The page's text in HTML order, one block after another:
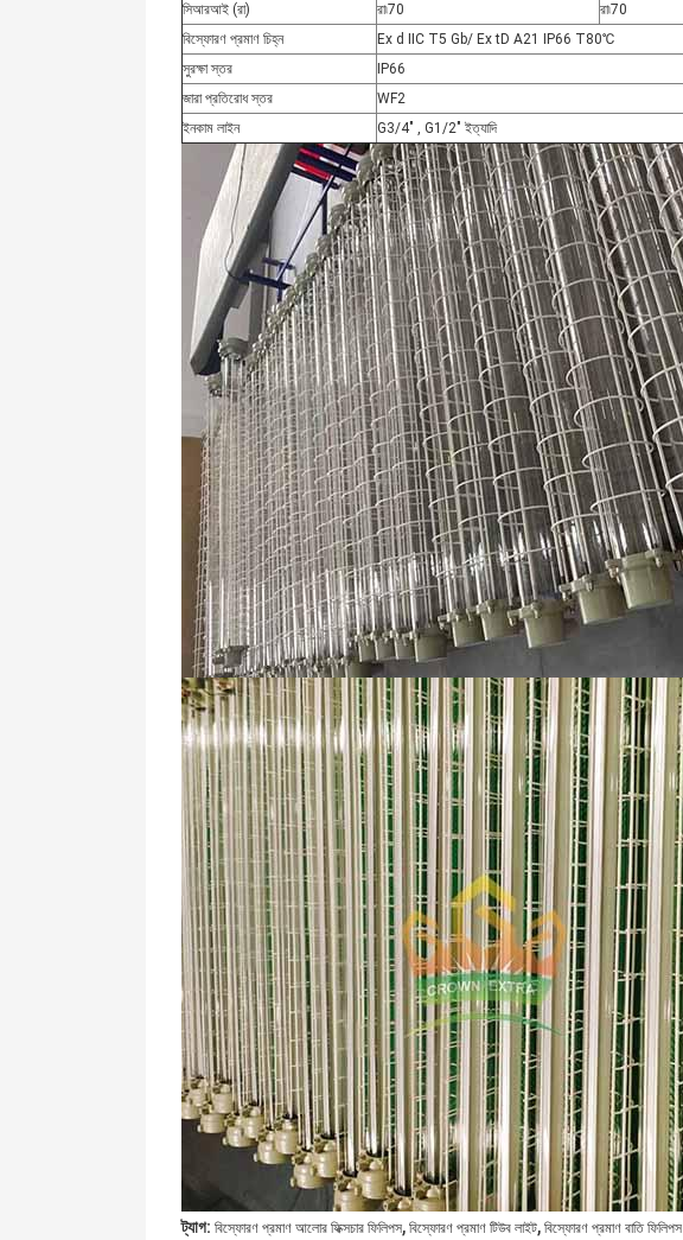
সিআরআই (রা)
রা৷70 রা৷70
বিস্ফোরণ প্রমাণ চিহ্ন
Ex d IIC T5 Gb/ Ex tD A21 IP66 T80℃
সুরক্ষা স্তর
IP66
জারা প্রতিরোধ স্তর
WF2
ইনকাম লাইন
G3/4" , G1/2" ইত্যাদি
ট্যাগ: বিস্ফোরণ প্রমাণ আলোর ফিক্সচার ফিলিপস, বিস্ফোরণ প্রমাণ টিউব লাইট, বিস্ফোরণ প্রমাণ বাতি ফিলিপস